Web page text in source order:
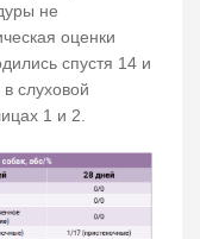
не
оценки
спустя 14 и
слуховой
1 и 2.